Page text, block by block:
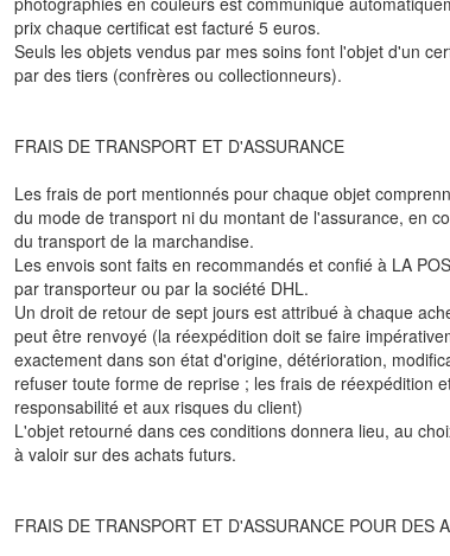
prix chaque certificat est facturé 5 euros.
Seuls les objets vendus par mes soins font l'objet d'un
par des tiers (confrères ou collectionneurs).
FRAIS DE TRANSPORT ET D'ASSURANCE
Les frais de port mentionnés pour chaque objet
du mode de transport ni du montant de l'assurance, en
du transport de la marchandise.
Les envois sont faits en recommandés et confié à LA
par transporteur ou par la société DHL.
Un droit de retour de sept jours est attribué à chaque
peut être renvoyé (la réexpédition doit se faire
exactement dans son état d'origine, détérioration,
refuser toute forme de reprise ; les frais de réexpédition
responsabilité et aux risques du client)
L'objet retourné dans ces conditions donnera lieu, au
à valoir sur des achats futurs.
FRAIS DE TRANSPORT ET D'ASSURANCE POUR DES